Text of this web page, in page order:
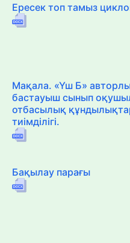
Ересек топ тамыз
Мақала. «Үш Б»
бастауыш сынып
отбасылық құндылықтар
тиімділігі.
Бақылау парағы